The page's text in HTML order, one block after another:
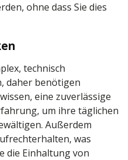
ohne dass Sie dies
technisch
daher benötigen
eine zuverlässige
um ihre täglichen
Außerdem
was
die Einhaltung von